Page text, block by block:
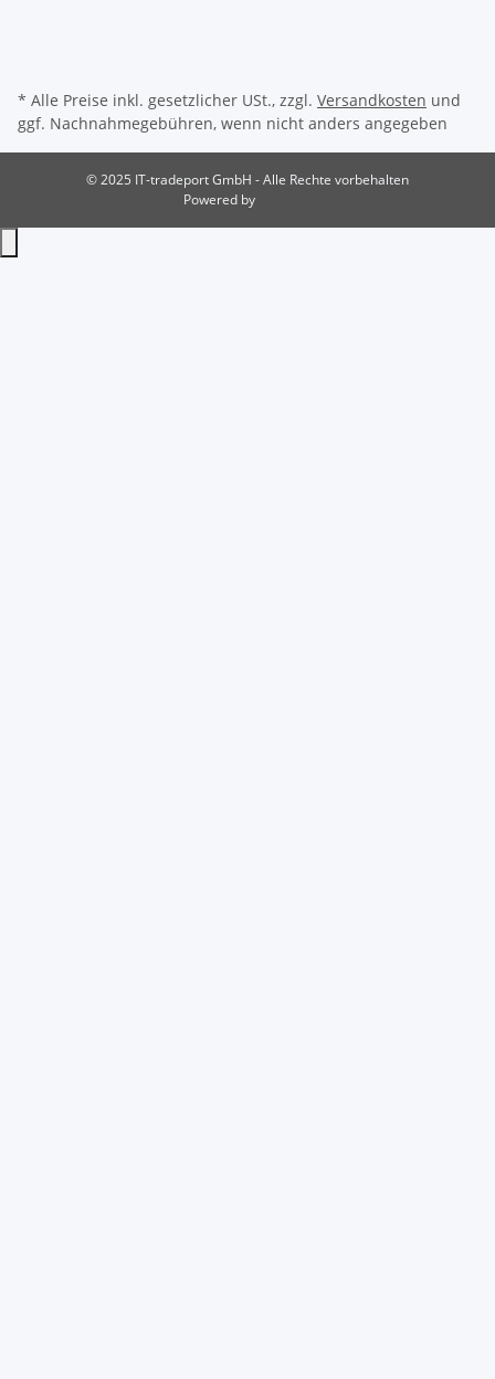
* Alle Preise inkl. gesetzlicher USt., zzgl. Versandkosten und
ggf. Nachnahmegebühren, wenn nicht anders angegeben
© 2025 IT-tradeport GmbH - Alle Rechte vorbehalten
Powered by